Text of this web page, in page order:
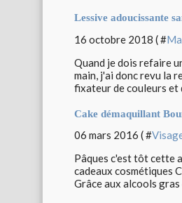
Lessive adoucissante
16 octobre 2018 ( #
Quand je dois refaire
main, j'ai donc revu la
fixateur de couleurs et
Cake démaquillant
06 mars 2016 ( #
Pâques c'est tôt cette
cadeaux cosmétiques
Grâce aux alcools